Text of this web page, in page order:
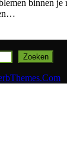
binnen je
Zoeken